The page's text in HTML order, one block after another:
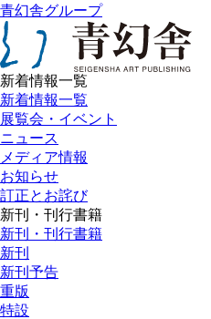
青幻舎グループ
新着情報一覧
新着情報一覧
展覧会・イベント
ニュース
メディア情報
お知らせ
訂正とお詫び
新刊・刊行書籍
新刊・刊行書籍
新刊
新刊予告
重版
特設